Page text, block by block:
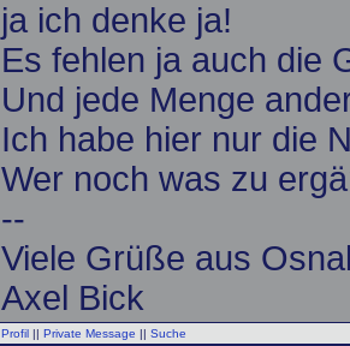
ja ich denke ja!
Es fehlen ja auch die
Und jede Menge
Ich habe hier nur die
Wer noch was zu
--
Viele Grüße aus
Axel Bick
Profil || Private Message || Suche